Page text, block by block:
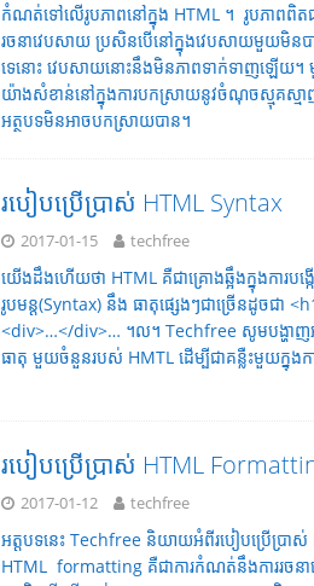
កំណត់ទៅលើរូបភាពនៅក្នុង HTML ។ រូបភាពពិត
រចនាវេបសាយ ប្រសិនបើនៅក្នុងវេបសាយមួយមិនប
ទេនោះ វេបសាយនោះនឹងមិនភាពទាក់ទាញឡើយ។
យ៉ាងសំខាន់នៅក្នុងការបកស្រាយនូវចំណុចស្មុគស្ម
អត្ថបទមិនអាចបកស្រាយបាន។
របៀបប្រើប្រាស់ HTML Syntax
2017-01-15 techfree
យើងដឹងហើយថា HTML គឺជាគ្រោងឆ្អឹងក្នុងការបង្
រូបមន្ត(Syntax) នឹង ធាតុផ្សេងៗជាច្រើនដូចជា
<div>…</div>… ។ល។ Techfree សូមបង្ហាញអំ
ធាតុ មួយចំនួនរបស់ HMTL ដើម្បីជាគន្លឺះមួយក្នុងក
របៀបប្រើប្រាស់​​ HTML
2017-01-12 techfree
អត្តបទនេះ Techfree និយាយអំពីរបៀបប្រើប្រ
HTML formatting គឺជាការកំណត់នឹងការរចនា